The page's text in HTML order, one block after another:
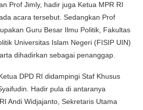
Prof Jimly, hadir juga Ketua MPR RI
acara tersebut. Sedangkan Prof
Guru Besar Ilmu Politik, Fakultas
Universitas Islam Negeri (FISIP UIN)
dihadirkan sebagai penanggap.
DPD RI didampingi Staf Khusus
Hadir pula di antaranya
Andi Widjajanto, Sekretaris Utama